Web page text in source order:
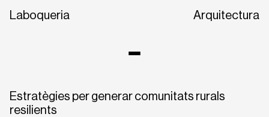
Laboqueria Arquitectura
Estratègies per generar comunitats rurals
resilients